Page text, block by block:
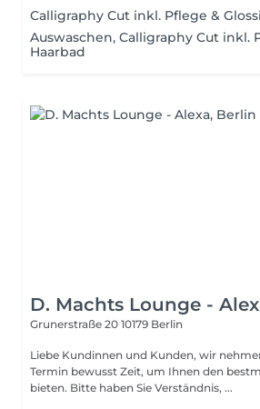
Calligraphy Cut inkl. Pflege &
Auswaschen, Calligraphy Cut inkl.
Haarbad
D. Machts Lounge -
Grunerstraße 20 10179 Berlin
Liebe Kundinnen und Kunden, wir
Termin bewusst Zeit, um Ihnen den
bieten. Bitte haben Sie Verständnis, ...